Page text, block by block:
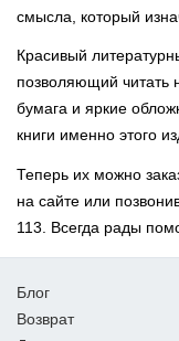
смысла, который
Красивый
позволяющий читать
бумага и яркие
книги именно этого
Теперь их можно
на сайте или
113. Всегда рады
Блог
Возврат